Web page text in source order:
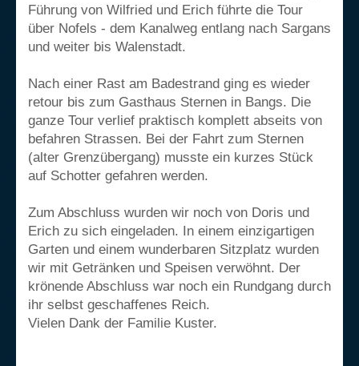
Führung von Wilfried und Erich führte die Tour
über Nofels - dem Kanalweg entlang nach Sargans
und weiter bis Walenstadt.
Nach einer Rast am Badestrand ging es wieder
retour bis zum Gasthaus Sternen in Bangs. Die
ganze Tour verlief praktisch komplett abseits von
befahren Strassen. Bei der Fahrt zum Sternen
(alter Grenzübergang) musste ein kurzes Stück
auf Schotter gefahren werden.
Zum Abschluss wurden wir noch von Doris und
Erich zu sich eingeladen. In einem einzigartigen
Garten und einem wunderbaren Sitzplatz wurden
wir mit Getränken und Speisen verwöhnt. Der
krönende Abschluss war noch ein Rundgang durch
ihr selbst geschaffenes Reich.
Vielen Dank der Familie Kuster.